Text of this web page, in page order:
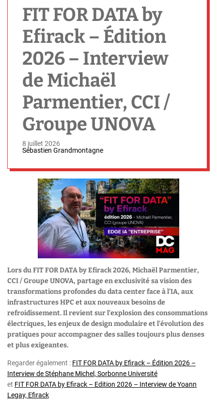
FIT FOR DATA by
Efirack – Édition
2026 – Interview
de Michaël
Parmentier, CCI /
Groupe UNOVA
8 juillet 2026
Sébastien Grandmontagne
Lors du FIT FOR DATA by Efirack 2026, Michaël Parmentier,
CCI / Groupe UNOVA, partage en exclusivité sa vision des
transformations profondes du data center face à l’IA, aux
infrastructures HPC et aux nouveaux besoins de
refroidissement. Il revient sur l’explosion des consommations
électriques, les enjeux de design modulaire et l’évolution des
pratiques pour accompagner des salles toujours plus denses
et plus exigeantes.
Regarder également : FIT FOR DATA by Efirack – Édition 2026 –
Interview de Stéphane Michel, Sorbonne Université
et FIT FOR DATA by Efirack – Edition 2026 – Interview de Yoann
Legay, Efirack